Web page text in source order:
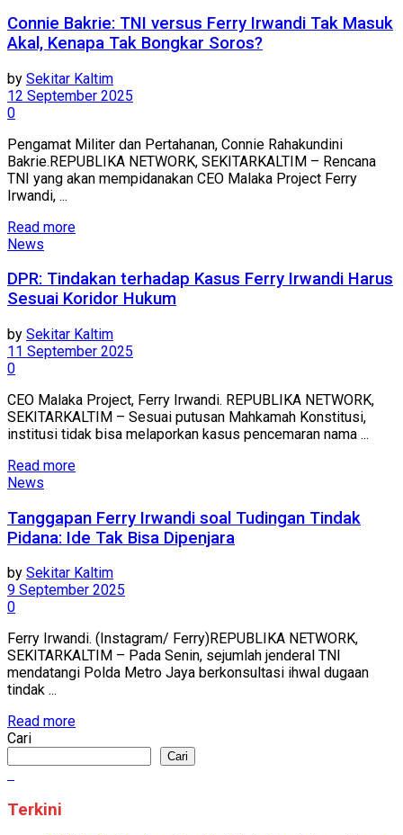
Connie Bakrie: TNI versus Ferry Irwandi Tak Masuk
Akal, Kenapa Tak Bongkar Soros?
by Sekitar Kaltim
12 September 2025
0
Pengamat Militer dan Pertahanan, Connie Rahakundini
Bakrie.REPUBLIKA NETWORK, SEKITARKALTIM – Rencana
TNI yang akan mempidanakan CEO Malaka Project Ferry
Irwandi, ...
Read more
News
DPR: Tindakan terhadap Kasus Ferry Irwandi Harus
Sesuai Koridor Hukum
by Sekitar Kaltim
11 September 2025
0
CEO Malaka Project, Ferry Irwandi. REPUBLIKA NETWORK,
SEKITARKALTIM – Sesuai putusan Mahkamah Konstitusi,
institusi tidak bisa melaporkan kasus pencemaran nama ...
Read more
News
Tanggapan Ferry Irwandi soal Tudingan Tindak
Pidana: Ide Tak Bisa Dipenjara
by Sekitar Kaltim
9 September 2025
0
Ferry Irwandi. (Instagram/ Ferry)REPUBLIKA NETWORK,
SEKITARKALTIM – Pada Senin, sejumlah jenderal TNI
mendatangi Polda Metro Jaya berkonsultasi ihwal dugaan
tindak ...
Read more
Cari
Cari
Terkini